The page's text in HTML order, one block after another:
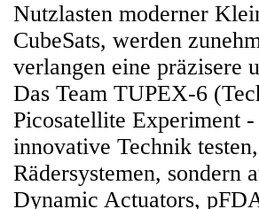
Nutzlasten moderner
CubeSats, werden
verlangen eine präzisere
Das Team TUPEX-6
Picosatellite Experiment
innovative Technik
Rädersystemen, sondern
Dynamic Actuators,